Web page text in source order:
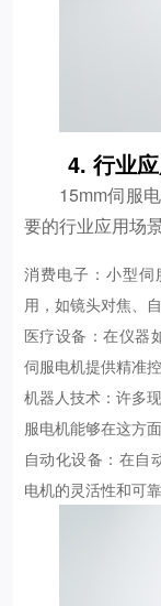
4. 行业
15mm伺服
要的行业应用场
消费电子：小型
用，如镜头对焦、
医疗设备：在仪器
伺服电机提供精准
机器人技术：许多
服电机能够在这方
自动化设备：在自
电机的灵活性和可